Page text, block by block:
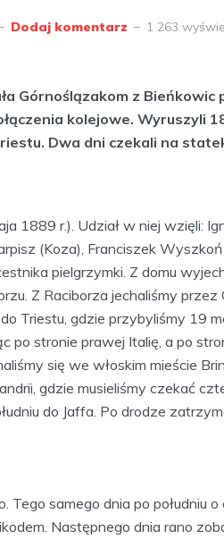
Dodaj komentarz 1 263
Górnoślązakom z Bieńkowic
kolejowe. Wyruszyli
Dwa dni czekali na
1889 r.). Udział w niej wzięli:
(Koza), Franciszek
pielgrzymki. Z domu
Z Raciborza jechaliśmy przez
Triestu, gdzie przybyliśmy 19
po stronie prawej Italię, a po
się we włoskim mieście
gdzie musieliśmy czekać
do Jaffa. Po drodze
samego dnia po południu
Następnego dnia rano